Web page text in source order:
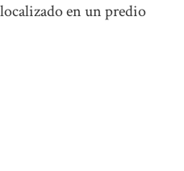
en un predio